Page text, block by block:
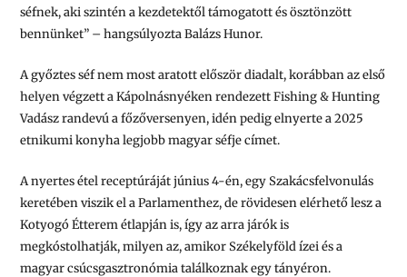
séfnek, aki szintén a kezdetektől támogatott és ösztönzött
bennünket” – hangsúlyozta Balázs Hunor.
A győztes séf nem most aratott először diadalt, korábban az első
helyen végzett a Kápolnásnyéken rendezett Fishing & Hunting
Vadász randevú a főzőversenyen, idén pedig elnyerte a 2025
etnikumi konyha legjobb magyar séfje címet.
A nyertes étel receptúráját június 4-én, egy Szakácsfelvonulás
keretében viszik el a Parlamenthez, de rövidesen elérhető lesz a
Kotyogó Étterem étlapján is, így az arra járók is
megkóstolhatják, milyen az, amikor Székelyföld ízei és a
magyar csúcsgasztronómia találkoznak egy tányéron.